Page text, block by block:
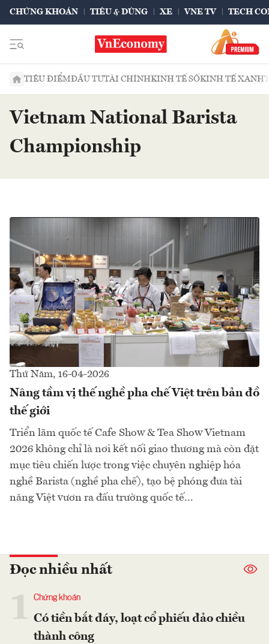
CHỨNG KHOÁN TIÊU & DÙNG XE VNE TV TECH
TIÊU ĐIỂMĐẦU TƯTÀI CHÍNHKINH TẾ SỐKINH TẾ XANH
Vietnam National Barista
Championship
Thứ Năm, 16-04-2026
Nâng tầm vị thế nghề pha chế Việt trên bản đồ
thế giới
Triển lãm quốc tế Cafe Show & Tea Show Vietnam
2026 không chỉ là nơi kết nối giao thương mà còn đặt
mục tiêu chiến lược trong việc chuyên nghiệp hóa
nghề Barista (nghề pha chế), tạo bệ phóng đưa tài
năng Việt vươn ra đấu trường quốc tế...
Đọc nhiều nhất
Chứng khoán
Có tiền bắt đáy, loạt cổ phiếu đảo chiều
thành công